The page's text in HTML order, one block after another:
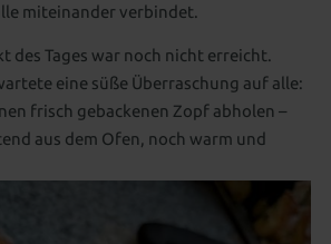
miteinander verbindet.
des Tages war noch nicht erreicht.
eine süße Überraschung auf alle:
frisch gebackenen Zopf abholen –
aus dem Ofen, noch warm und